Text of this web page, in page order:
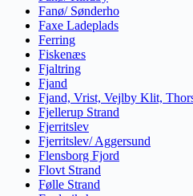
Fanø/ Sønderho
Faxe Ladeplads
Ferring
Fiskenæs
Fjaltring
Fjand
Fjand, Vrist, Vejlby Klit,
Fjellerup Strand
Fjerritslev
Fjerritslev/ Aggersund
Flensborg Fjord
Flovt Strand
Følle Strand